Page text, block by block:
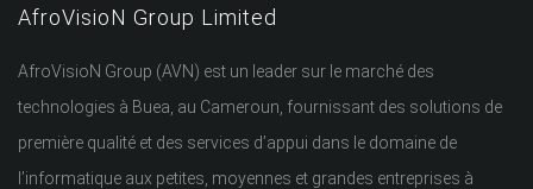
AfroVisioN Group Limited
AfroVisioN Group (AVN) est un leader sur le marché des
technologies à Buea, au Cameroun, fournissant des solutions de
première qualité et des services d’appui dans le domaine de
l’informatique aux petites, moyennes et grandes entreprises à